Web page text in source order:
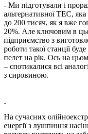
- Ми підготували і
альтернативної ТЕС,
до 200 тисяч, як я вже
20%. Але ключовим в
підприємство з
роботи такої станції
пелет на рік. Ось на
– спотикалися всі
з сировиною.
На сучасних
енергії з лушпиння